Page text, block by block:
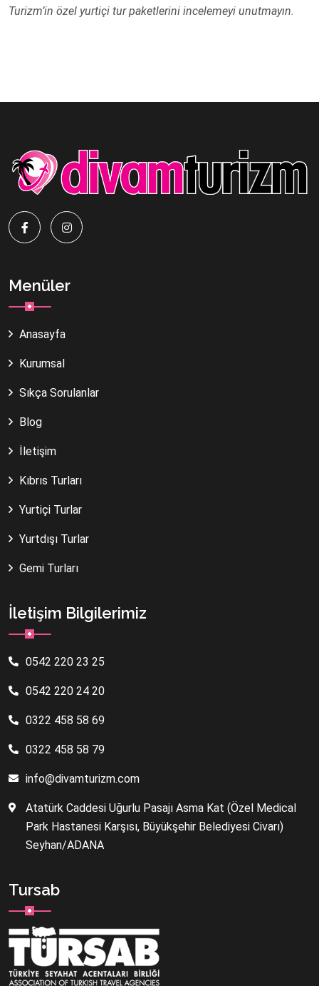
Turizm’in özel yurtiçi tur paketlerini incelemeyi unutmayın.
Menüler
Anasayfa
Kurumsal
Sıkça Sorulanlar
Blog
İletişim
Kıbrıs Turları
Yurtiçi Turlar
Yurtdışı Turlar
Gemi Turları
İletişim Bilgilerimiz
0542 220 23 25
0542 220 24 20
0322 458 58 69
0322 458 58 79
info@divamturizm.com
Atatürk Caddesi Uğurlu Pasajı Asma Kat (Özel Medical
Park Hastanesi Karşısı, Büyükşehir Belediyesi Civarı)
Seyhan/ADANA
Tursab